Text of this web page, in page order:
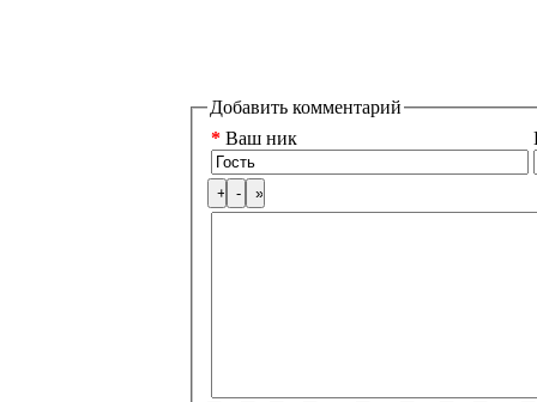
Добавить комментарий
* Ваш ник